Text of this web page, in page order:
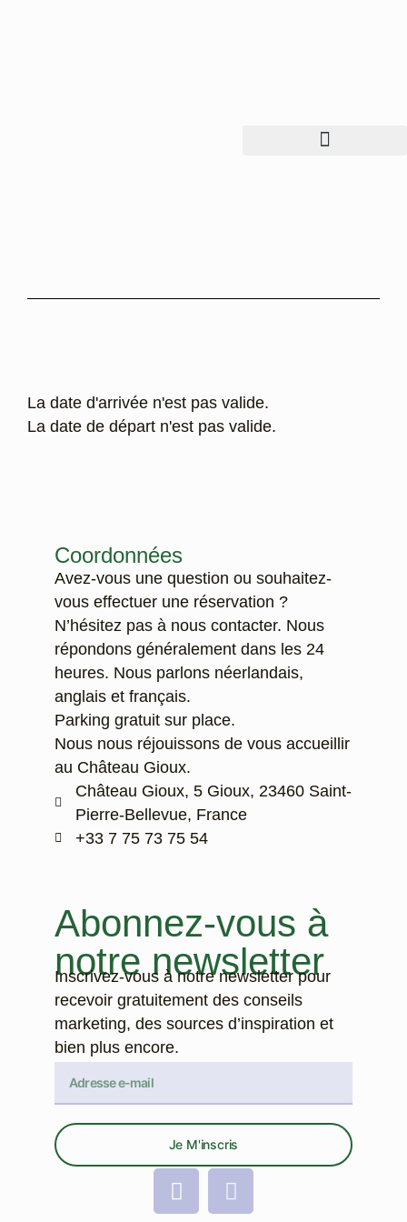
La date d'arrivée n'est pas valide.
La date de départ n'est pas valide.
Coordonnées
Avez-vous une question ou souhaitez-
vous effectuer une réservation ?
N’hésitez pas à nous contacter. Nous
répondons généralement dans les 24
heures. Nous parlons néerlandais,
anglais et français.
Parking gratuit sur place.
Nous nous réjouissons de vous accueillir
au Château Gioux.
Château Gioux, 5 Gioux, 23460 Saint-
Pierre-Bellevue, France
‭+33 7 75 73 75 54‬
Abonnez-vous à
notre newsletter
Inscrivez-vous à notre newsletter pour
recevoir gratuitement des conseils
marketing, des sources d’inspiration et
bien plus encore.
Je M'inscris